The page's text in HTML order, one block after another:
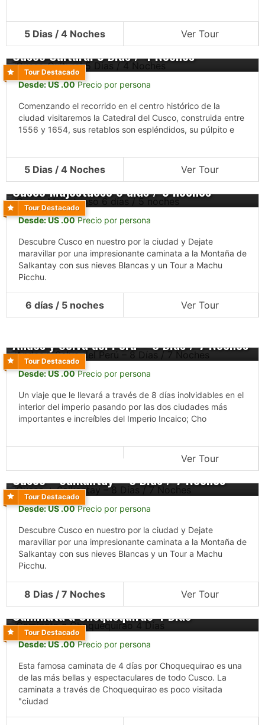
5 Dias / 4 Noches Ver Tour
Tour Destacado
Cusco Cultural 5 Dias / 4 Noches
Desde: US .00 Precio por persona
Comenzando el recorrido en el centro histórico de la
ciudad visitaremos la Catedral del Cusco, construida entre
1556 y 1654, sus retablos son espléndidos, su púlpito e
5 Dias / 4 Noches Ver Tour
Tour Destacado
Cusco Majestuoso 6 días / 5 noches
Desde: US .00 Precio por persona
Descubre Cusco en nuestro por la ciudad y Dejate
maravillar por una impresionante caminata a la Montaña de
Salkantay con sus nieves Blancas y un Tour a Machu
Picchu.
6 días / 5 noches Ver Tour
Tour Destacado
Andes y Selva del Perú – 8 Días / 7 Noches
Desde: US .00 Precio por persona
Un viaje que le llevará a través de 8 días inolvidables en el
interior del imperio pasando por las dos ciudades más
importantes e increíbles del Imperio Incaico; Cho
Ver Tour
Tour Destacado
Cusco + Salkantay – 8 Dias / 7 Noches
Desde: US .00 Precio por persona
Descubre Cusco en nuestro por la ciudad y Dejate
maravillar por una impresionante caminata a la Montaña de
Salkantay con sus nieves Blancas y un Tour a Machu
Picchu.
8 Dias / 7 Noches Ver Tour
Tour Destacado
Caminata a Choquequirao 4 Días
Desde: US .00 Precio por persona
Esta famosa caminata de 4 días por Choquequirao es una
de las más bellas y espectaculares de todo Cusco. La
caminata a través de Choquequirao es poco visitada
"ciudad